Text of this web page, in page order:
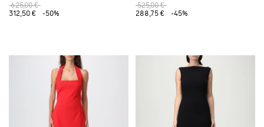
625,00 €
312,50 €
-50%
525,00 €
288,75 €
-45%